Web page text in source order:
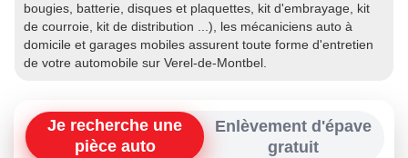
bougies, batterie, disques et plaquettes, kit d'embrayage, kit
de courroie, kit de distribution ...), les mécaniciens auto à
domicile et garages mobiles assurent toute forme d'entretien
de votre automobile sur Verel-de-Montbel.
Je recherche une
pièce auto
Enlèvement d'épave
gratuit